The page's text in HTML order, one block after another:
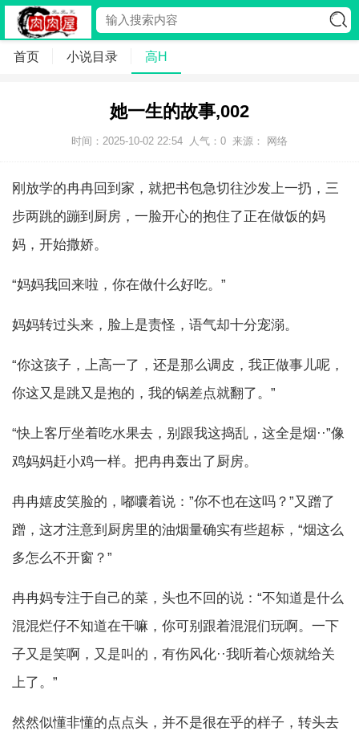
首页 小说目录 高H
她一生的故事,002
时间：2025-10-02 22:54 人气： 0 来源： 网络
刚放学的冉冉回到家，就把书包急切往沙发上一扔，三
步两跳的蹦到厨房，一脸开心的抱住了正在做饭的妈
妈，开始撒娇。
“妈妈我回来啦，你在做什么好吃。”
妈妈转过头来，脸上是责怪，语气却十分宠溺。
“你这孩子，上高一了，还是那么调皮，我正做事儿呢，
你这又是跳又是抱的，我的锅差点就翻了。”
“快上客厅坐着吃水果去，别跟我这捣乱，这全是烟··”像
鸡妈妈赶小鸡一样。把冉冉轰出了厨房。
冉冉嬉皮笑脸的，嘟囔着说：”你不也在这吗？”又蹭了
蹭，这才注意到厨房里的油烟量确实有些超标，“烟这么
多怎么不开窗？”
冉冉妈专注于自己的菜，头也不回的说：“不知道是什么
混混烂仔不知道在干嘛，你可别跟着混混们玩啊。一下
子又是笑啊，又是叫的，有伤风化··我听着心烦就给关
上了。”
然然似懂非懂的点点头，并不是很在乎的样子，转头去